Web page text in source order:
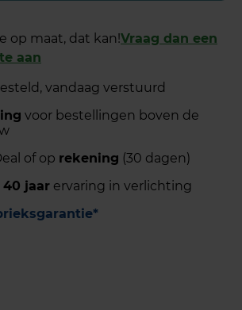
op maat, dat kan!Vraag dan een
aan
vandaag verstuurd
voor bestellingen boven de
of op rekening (30 dagen)
40 jaar ervaring in verlichting